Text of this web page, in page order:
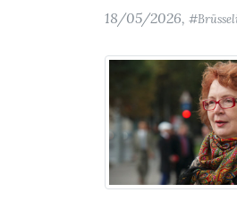
18/05/2026,